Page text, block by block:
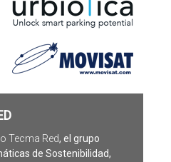
Tecma Red, el grupo
de Sostenibilidad,